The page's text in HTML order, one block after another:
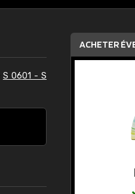
S 0601 - S
ACHETER